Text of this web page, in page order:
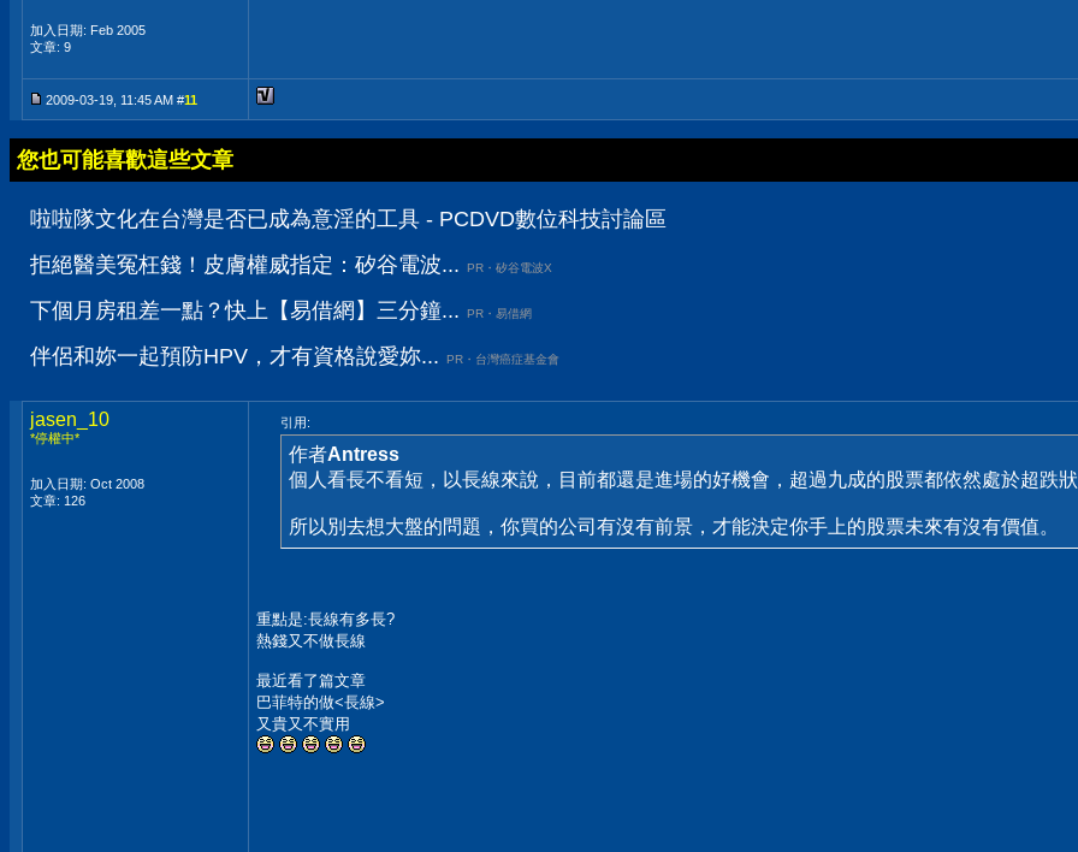
加入日期: Feb 2005
文章: 9
2009-03-19, 11:45 AM #11
您也可能喜歡這些文章
啦啦隊文化在台灣是否已成為意淫的工具 - PCDVD數位科技討論區
拒絕醫美冤枉錢！皮膚權威指定：矽谷電波...
PR・矽谷電波X
下個月房租差一點？快上【易借網】三分鐘... PR・易借網
伴侶和妳一起預防HPV，才有資格說愛妳... PR・台灣癌症基金會
jasen_10
*停權中*
加入日期: Oct 2008
文章: 126
引用:
作者Antress
個人看長不看短，以長線來說，目前都還是進場的好機會，超過九成的股票都依然處於超跌
所以別去想大盤的問題，你買的公司有沒有前景，才能決定你手上的股票未來有沒有價值。
重點是:長線有多長?
熱錢又不做長線
最近看了篇文章
巴菲特的做<長線>
又貴又不實用